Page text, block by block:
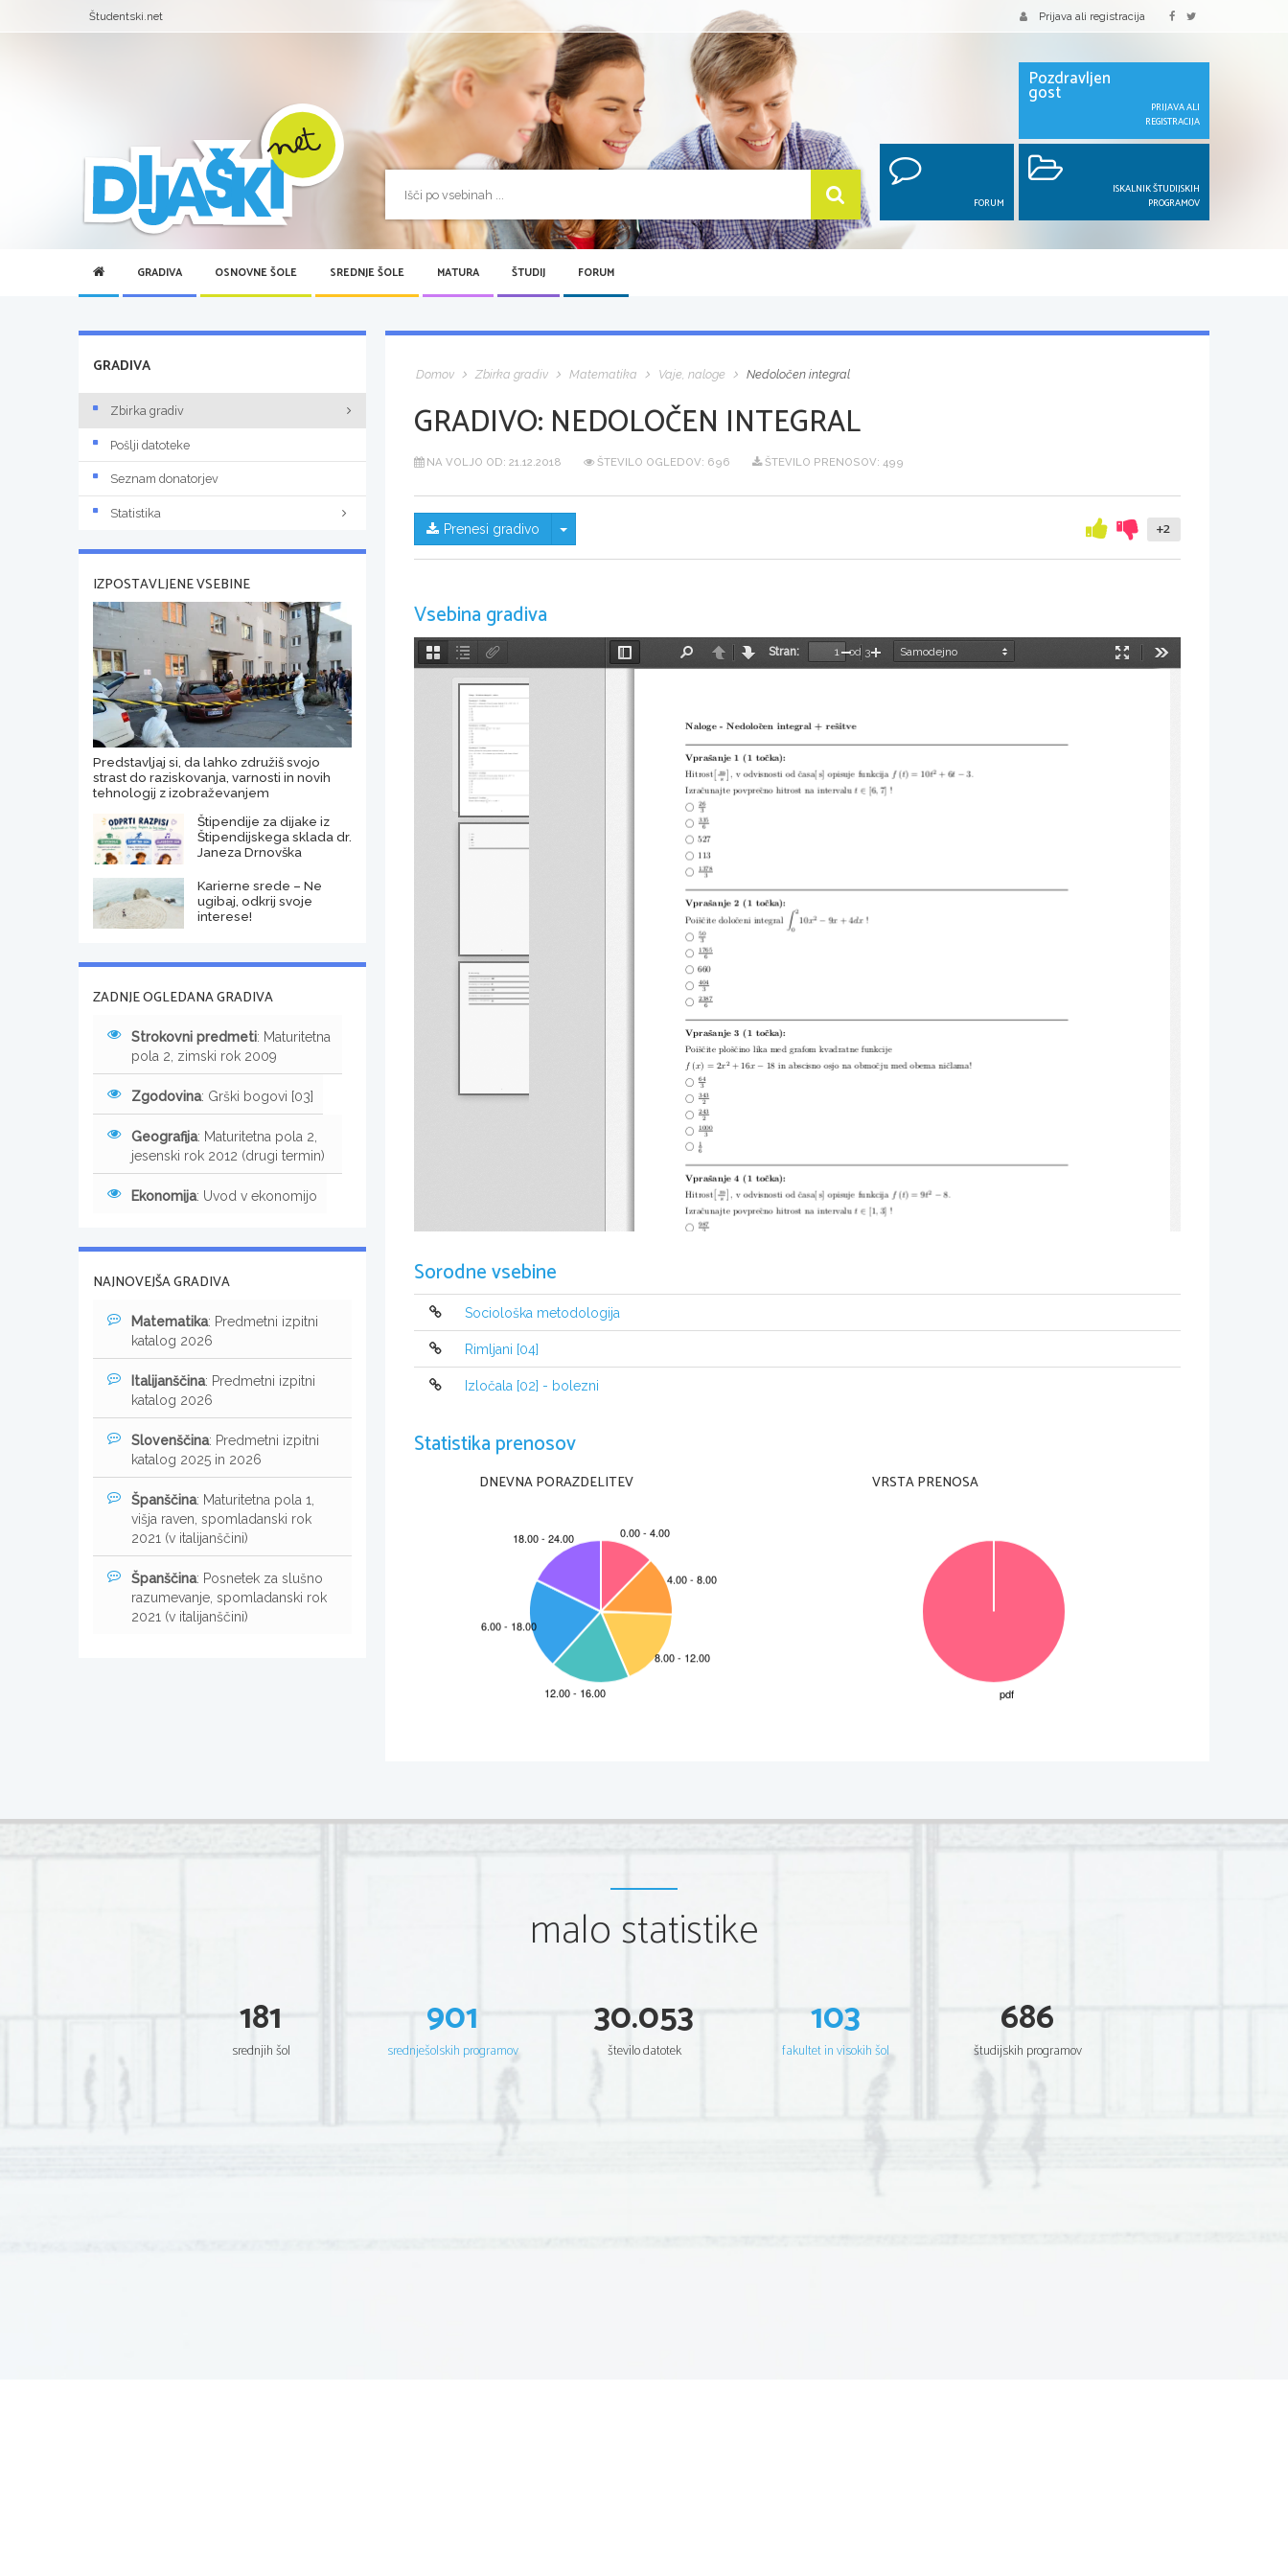
Študentski.net Prijava ali registracija
Pozdravljen
gost
PRIJAVA ALI
REGISTRACIJA
FORUM
ISKALNIK ŠTUDIJSKIH
PROGRAMOV
GRADIVA OSNOVNE ŠOLE SREDNJE ŠOLE MATURA ŠTUDIJ FORUM
Domov Zbirka gradiv Matematika Vaje, naloge Nedoločen integral
GRADIVO: NEDOLOČEN INTEGRAL
NA VOLJO OD: 21.12.2018 ŠTEVILO OGLEDOV: 696 ŠTEVILO PRENOSOV: 499
Prenesi gradivo Skrij/prikaži meni +2
Vsebina gradiva
SličiceOris
Preklopi
NazajNaprej
Stran:
od 3
Način
PomanjšajPovečaj
www.Exercise-Math.com
Naloge - Nedoloˇcen integral + reˇsitve
Vpraˇsanje 1 (1 toˇcka):
Hitrost[
m
s
] , v odvisnosti od ˇcasa[ s] opisuje funkcija f (t) = 10t2 + 6t − 3.
Izraˇcunajte povpreˇcno hitrost na intervalu t ∈ [6, 7] !
©
26
3
©
335
6
©
527
©
113
©
1378
3
Vpraˇsanje 2 (1 toˇcka):
Poiˇsˇcite doloˇceni integral
2
0
10x2 − 9x + 4dx !
©
50
3
©
1765
6
©
660
©
404
3
©
2387
6
Vpraˇsanje 3 (1 toˇcka):
Poiˇsˇcite ploˇsˇcino lika med grafom kvadratne funkcije
f (x) = 2x2 + 16x − 18 in abscisno osjo na obmoˇcju med obema niˇclama!
©
64
3
©
343
2
©
243
2
©
1000
3
©
1
6
Vpraˇsanje 4 (1 toˇcka):
Hitrost[
m
s
, v odvisnosti od ˇcasa[ s] opisuje funkcija f (t) = 9t2 − 8.
Izraˇcunajte povpreˇcno hitrost na intervalu t ∈ [1, 3] !
©
987
2
© 31
3
Sorodne vsebine
Sociološka metodologija
Rimljani [04]
Izločala [02] - bolezni
Statistika prenosov
DNEVNA PORAZDELITEV VRSTA PRENOSA
GRADIVA
Zbirka gradiv
Pošlji datoteke
Seznam donatorjev
Statistika
IZPOSTAVLJENE VSEBINE
Predstavljaj si, da lahko združiš svojo
strast do raziskovanja, varnosti in novih
tehnologij z izobraževanjem
Štipendije za dijake iz
Štipendijskega sklada dr.
Janeza Drnovška
Karierne srede – Ne
ugibaj, odkrij svoje
interese!
ZADNJE OGLEDANA GRADIVA
Strokovni predmeti: Maturitetna
pola 2, zimski rok 2009
Zgodovina: Grški bogovi [03]
Geografija: Maturitetna pola 2,
jesenski rok 2012 (drugi termin)
Ekonomija: Uvod v ekonomijo
NAJNOVEJŠA GRADIVA
Matematika: Predmetni izpitni
katalog 2026
Italijanščina: Predmetni izpitni
katalog 2026
Slovenščina: Predmetni izpitni
katalog 2025 in 2026
Španščina: Maturitetna pola 1,
višja raven, spomladanski rok
2021 (v italijanščini)
Španščina: Posnetek za slušno
razumevanje, spomladanski rok
2021 (v italijanščini)
malo statistike
181
srednjih šol
901
srednješolskih programov
30.053
število datotek
103
fakultet in visokih šol
686
študijskih programov